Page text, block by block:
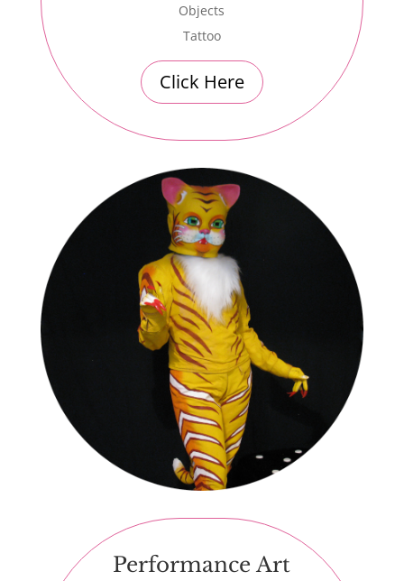
Objects
Tattoo
Click Here
Performance Art